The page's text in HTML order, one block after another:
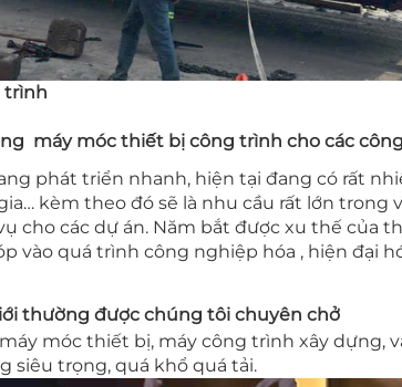
trình
máy móc thiết bị công trình cho các
phát triển nhanh, hiện tại đang có rất
kèm theo đó sẽ là nhu cầu rất lớn trong
cho các dự án. Năm bắt được xu thế
vào quá trình công nghiệp hóa , hiện đại
thường được chúng tôi chuyên chở
móc thiết bị, máy công trình xây
siêu trọng, quá khổ quá tải.